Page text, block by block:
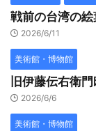
戦前の台湾の絵
2026/6/11
美術館・博物館
旧伊藤伝右衛
2026/6/6
美術館・博物館